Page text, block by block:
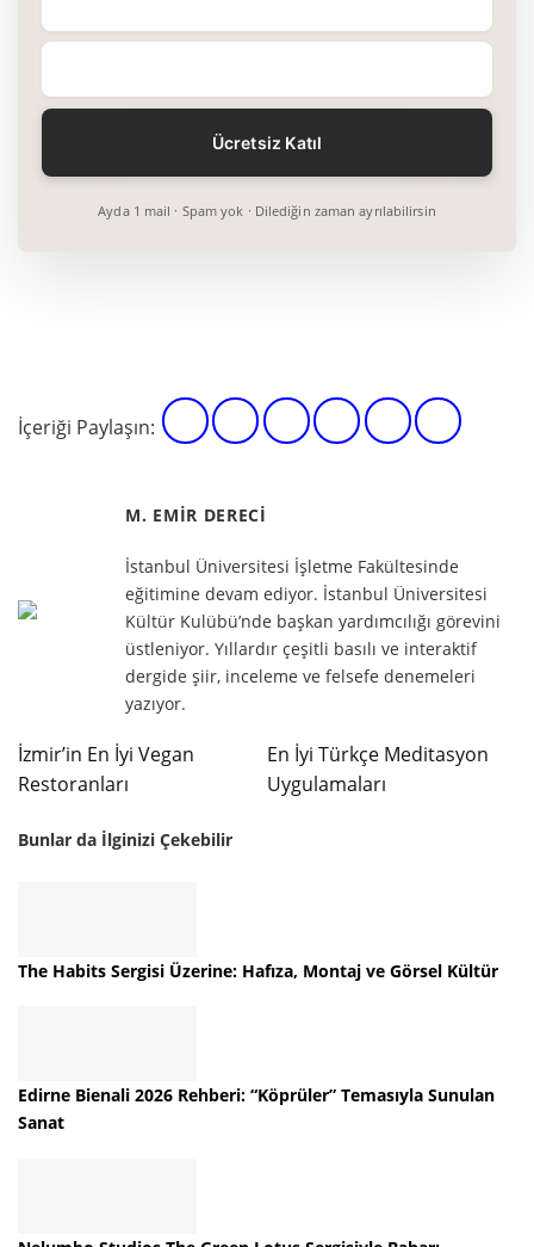
Ayda 1 mail · Spam yok · Dilediğin zaman ayrılabilirsin
İçeriği Paylaşın:
M. EMIR DERECI
İstanbul Üniversitesi İşletme Fakültesinde
eğitimine devam ediyor. İstanbul Üniversitesi
Kültür Kulübü’nde başkan yardımcılığı görevini
üstleniyor. Yıllardır çeşitli basılı ve interaktif
dergide şiir, inceleme ve felsefe denemeleri
yazıyor.
İzmir’in En İyi Vegan
Restoranları
En İyi Türkçe Meditasyon
Uygulamaları
Bunlar da İlginizi Çekebilir
The Habits Sergisi Üzerine: Hafıza, Montaj ve Görsel Kültür
Edirne Bienali 2026 Rehberi: “Köprüler” Temasıyla Sunulan
Sanat